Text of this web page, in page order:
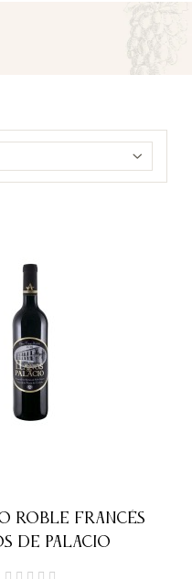
ROBLE FRANCÉS
DE PALACIO